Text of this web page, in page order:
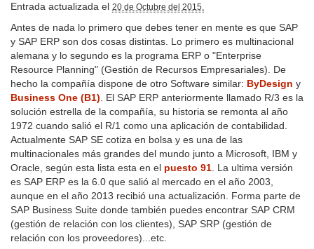
Entrada actualizada el 20 de Octubre del 2015.
Antes de nada lo primero que debes tener en mente es que SAP
y SAP ERP son dos cosas distintas. Lo primero es multinacional
alemana y lo segundo es la programa ERP o "Enterprise
Resource Planning" (Gestión de Recursos Empresariales). De
hecho la compañía dispone de otro Software similar: ByDesign y
Business One (B1). El SAP ERP anteriormente llamado R/3 es la
solución estrella de la compañía, su historia se remonta al año
1972 cuando salió el R/1 como una aplicación de contabilidad.
Actualmente SAP SE cotiza en bolsa y es una de las
multinacionales más grandes del mundo junto a Microsoft, IBM y
Oracle, según esta lista esta en el puesto 91. La ultima versión
es SAP ERP es la 6.0 que salió al mercado en el año 2003,
aunque en el año 2013 recibió una actualización. Forma parte de
SAP Business Suite donde también puedes encontrar SAP CRM
(gestión de relación con los clientes), SAP SRP (gestión de
relación con los proveedores)...etc.